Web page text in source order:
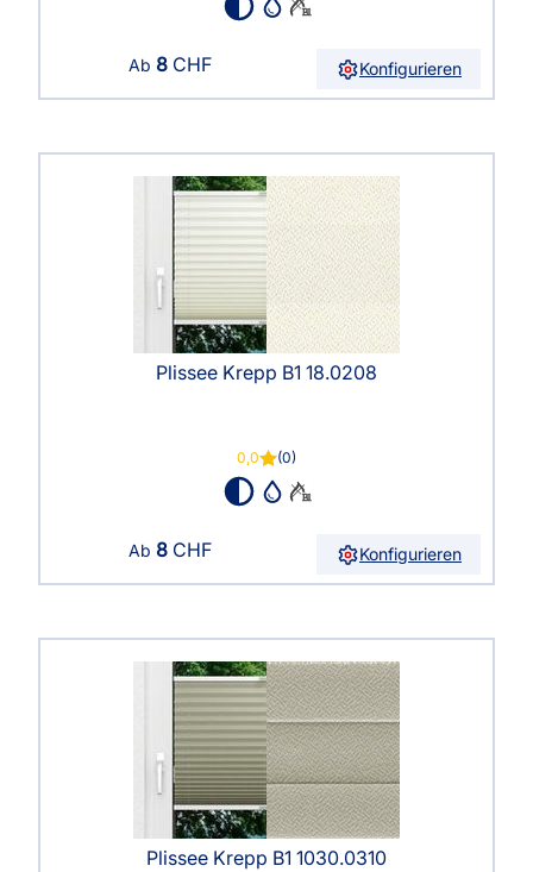
Ab 8 CHF Konfigurieren
Plissee Krepp B1 18.0208
0,0 (0)
Ab 8 CHF Konfigurieren
Plissee Krepp B1 1030.0310